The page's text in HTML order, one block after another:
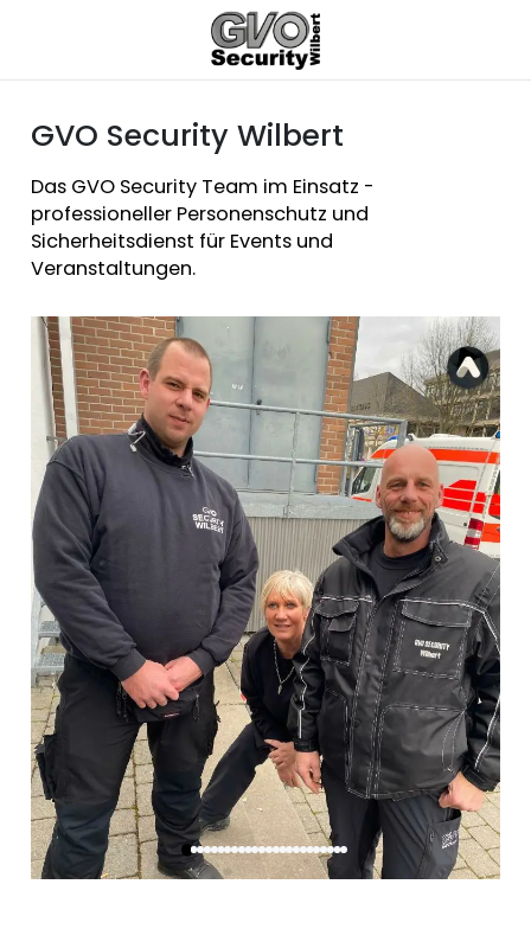
GVO Security Wilbert
Das GVO Security Team im Einsatz -
professioneller Personenschutz und
Sicherheitsdienst für Events und
Veranstaltungen.